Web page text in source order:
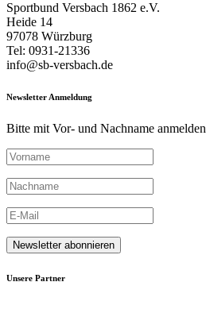
Sportbund Versbach 1862 e.V.
Heide 14
97078 Würzburg
Tel: 0931-21336
info@sb-versbach.de
Newsletter Anmeldung
Bitte mit Vor- und Nachname anmelden
Unsere Partner